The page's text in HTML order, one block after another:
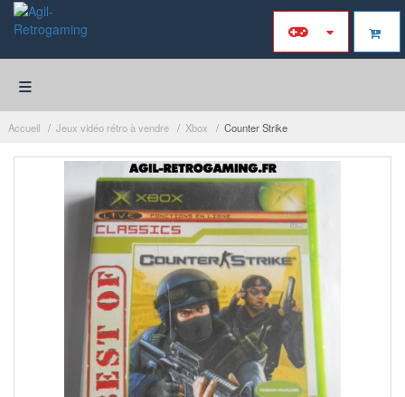
≡
Accueil Jeux vidéo rétro à vendre Xbox Counter Strike